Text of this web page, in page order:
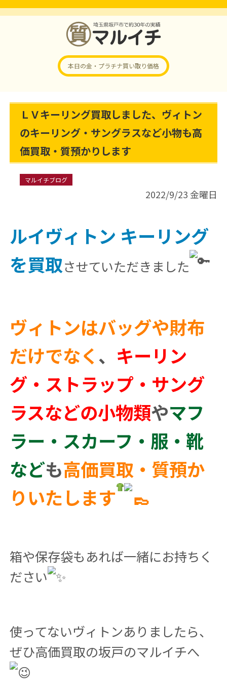
本日の金・プラチナ買い取り価格
ＬＶキーリング買取しました、ヴィトン
のキーリング・サングラスなど小物も高
価買取・質預かりします
マルイチブログ
2022/9/23 金曜日
ルイヴィトン キーリング
を買取させていただきました
ヴィトンはバッグや財布
だけでなく、 キーリン
グ・ストラップ・サング
ラスなどの小物類やマフ
ラー・スカーフ・服・靴
なども高価買取・質預か
りいたします
箱や保存袋もあれば一緒にお持ちく
ださい
使ってないヴィトンありましたら、
ぜひ高価買取の坂戸のマルイチへ